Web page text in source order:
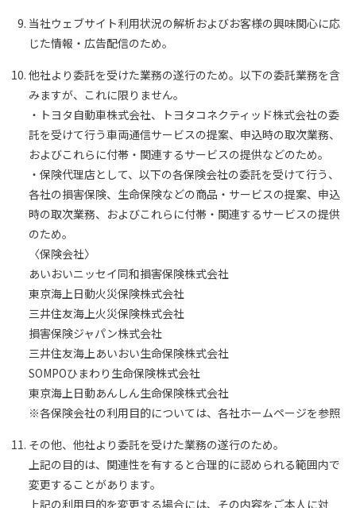
当社ウェブサイト利用状況の解析およびお客様の興味関心に応
じた情報・広告配信のため。
他社より委託を受けた業務の遂行のため。以下の委託業務を含
みますが、これに限りません。
・トヨタ自動車株式会社、トヨタコネクティッド株式会社の委
託を受けて行う車両通信サービスの提案、申込時の取次業務、
およびこれらに付帯・関連するサービスの提供などのため。
・保険代理店として、以下の各保険会社の委託を受けて行う、
各社の損害保険、生命保険などの商品・サービスの提案、申込
時の取次業務、およびこれらに付帯・関連するサービスの提供
のため。
〈保険会社〉
あいおいニッセイ同和損害保険株式会社
東京海上日動火災保険株式会社
三井住友海上火災保険株式会社
損害保険ジャパン株式会社
三井住友海上あいおい生命保険株式会社
SOMPOひまわり生命保険株式会社
東京海上日動あんしん生命保険株式会社
※各保険会社の利用目的については、各社ホームページを参照
その他、他社より委託を受けた業務の遂行のため。
上記の目的は、関連性を有すると合理的に認められる範囲内で
変更することがあります。
上記の利用目的を変更する場合には、その内容をご本人に対